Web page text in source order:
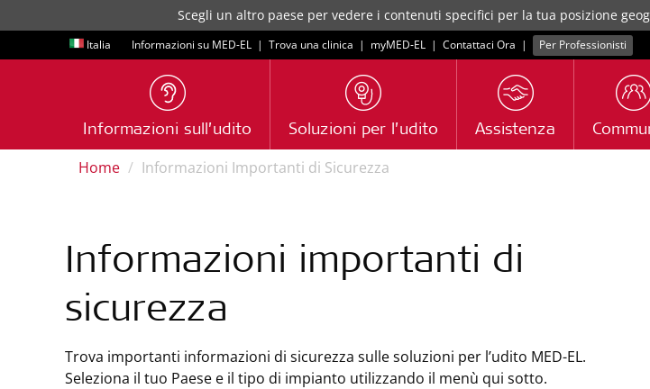
Scegli un altro paese per vedere i contenuti specifici per la tua posizione
Italia Informazioni su MED-EL | Trova una clinica | myMED‑EL | Contattaci Ora | Per Professionisti
Informazioni sull’udito Soluzioni per l’udito Assistenza
Home Informazioni Importanti di Sicurezza
Informazioni importanti di
sicurezza
Trova importanti informazioni di sicurezza sulle soluzioni per l’udito MED-EL.
Seleziona il tuo Paese e il tipo di impianto utilizzando il menù qui sotto.